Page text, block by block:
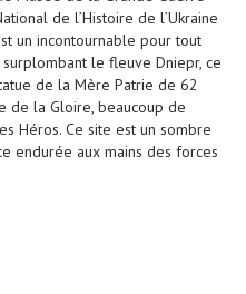
de l’Histoire de l’Ukraine
un incontournable pour tout
le fleuve Dniepr, ce
de la Mère Patrie de 62
de la Gloire, beaucoup de
Héros. Ce site est un sombre
endurée aux mains des forces